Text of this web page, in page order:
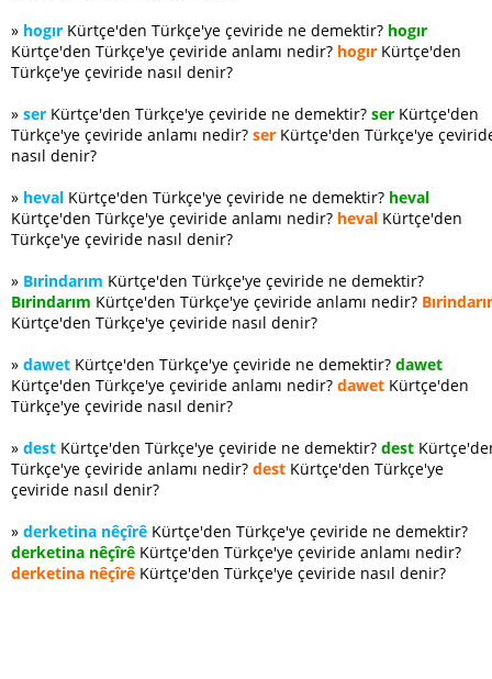
» hogır Kürtçe'den Türkçe'ye çeviride ne demektir? hogır
Kürtçe'den Türkçe'ye çeviride anlamı nedir? hogır Kürtçe'den
Türkçe'ye çeviride nasıl denir?
» ser Kürtçe'den Türkçe'ye çeviride ne demektir? ser Kürtçe'den
Türkçe'ye çeviride anlamı nedir? ser Kürtçe'den Türkçe'ye
nasıl denir?
» heval Kürtçe'den Türkçe'ye çeviride ne demektir? heval
Kürtçe'den Türkçe'ye çeviride anlamı nedir? heval Kürtçe'den
Türkçe'ye çeviride nasıl denir?
» Bırindarım Kürtçe'den Türkçe'ye çeviride ne demektir?
Bırindarım Kürtçe'den Türkçe'ye çeviride anlamı nedir?
Kürtçe'den Türkçe'ye çeviride nasıl denir?
» dawet Kürtçe'den Türkçe'ye çeviride ne demektir? dawet
Kürtçe'den Türkçe'ye çeviride anlamı nedir? dawet Kürtçe'den
Türkçe'ye çeviride nasıl denir?
» dest Kürtçe'den Türkçe'ye çeviride ne demektir? dest
Türkçe'ye çeviride anlamı nedir? dest Kürtçe'den Türkçe'ye
çeviride nasıl denir?
» derketina nêçîrê Kürtçe'den Türkçe'ye çeviride ne demektir?
derketina nêçîrê Kürtçe'den Türkçe'ye çeviride anlamı nedir?
derketina nêçîrê Kürtçe'den Türkçe'ye çeviride nasıl denir?